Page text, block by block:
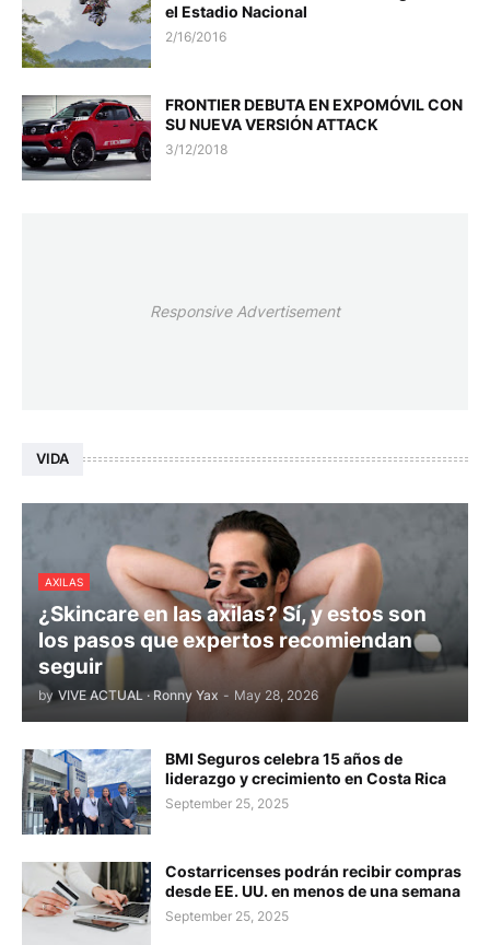
el Estadio Nacional
2/16/2016
FRONTIER DEBUTA EN EXPOMÓVIL CON
SU NUEVA VERSIÓN ATTACK
3/12/2018
Responsive Advertisement
VIDA
AXILAS
¿Skincare en las axilas? Sí, y estos son
los pasos que expertos recomiendan
seguir
by VIVE ACTUAL · Ronny Yax - May 28, 2026
BMI Seguros celebra 15 años de
liderazgo y crecimiento en Costa Rica
September 25, 2025
Costarricenses podrán recibir compras
desde EE. UU. en menos de una semana
September 25, 2025